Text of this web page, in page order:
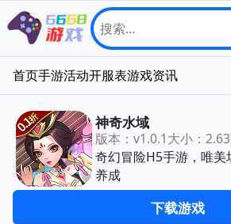
首页手游活动开服表游戏资讯
神奇水域
版本：v1.0.1大小：
奇幻冒险H5手游，唯
养成
下载游戏